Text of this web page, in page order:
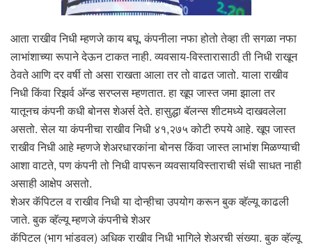
आता राखीव निधी म्हणजे काय बघू. कंपनीला नफा होतो तेव्हा ती सगळा नफा
लाभांशाच्या रूपाने देऊन टाकत नाही. व्यवसाय-विस्तारासाठी ती निधी राखून
ठेवते आणि दर वर्षी तो असा राखता आला तर तो वाढत जातो. याला राखीव
निधी किंवा रिझर्व अ‍ॅन्ड सरप्लस म्हणतात. हा खूप जास्त जमा झाला तर
यातूनच कंपनी कधी बोनस शेअर्स देते. हासुद्धा बॅलन्स शीटमध्ये दाखवलेला
असतो. सेल या कंपनीचा राखीव निधी ४१,२७५ कोटी रुपये आहे. खूप जास्त
राखीव निधी आहे म्हणजे शेअरधारकांना बोनस किंवा जास्त लाभांश मिळण्याची
आशा वाटते, पण कंपनी तो निधी वापरून व्यवसायविस्ताराची संधी साधत नाही
असाही आक्षेप असतो.
शेअर कॅपिटल व राखीव निधी या दोन्हीचा उपयोग करून बुक व्हॅल्यू काढली
जाते. बुक व्हॅल्यू म्हणजे कंपनीचे शेअर
कॅपिटल (भाग भांडवल) अधिक राखीव निधी भागिले शेअरची संख्या. बुक व्हॅल्यू